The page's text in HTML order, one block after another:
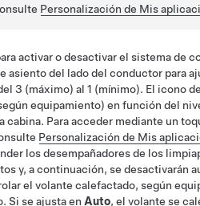
Personalización de Mis
activar o desactivar el sistema de
asiento del lado del conductor para
3 (máximo) al 1 (mínimo). El icono
equipamiento) en función del
cabina. Para acceder mediante un
Personalización de Mis
los desempañadores de los
y, a continuación, se desactivarán
el volante calefactado, según
Si se ajusta en Auto, el volante se